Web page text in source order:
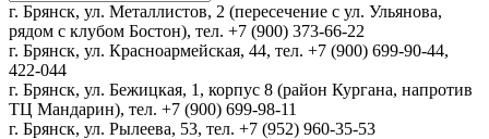
г. Брянск, ул. Металлистов, 2 (пересечение с ул. Ульянова,
рядом с клубом Бостон), тел. +7 (900) 373-66-22
г. Брянск, ул. Красноармейская, 44, тел. +7 (900) 699-90-44,
422-044
г. Брянск, ул. Бежицкая, 1, корпус 8 (район Кургана, напротив
ТЦ Мандарин), тел. +7 (900) 699-98-11
г. Брянск, ул. Рылеева, 53, тел. +7 (952) 960-35-53